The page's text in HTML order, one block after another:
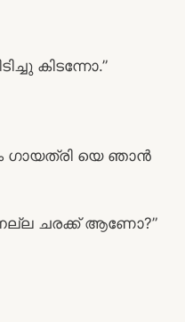
കിടന്നോ.”
ഗായത്രി യെ ഞാൻ
ചരക്ക് ആണോ?”